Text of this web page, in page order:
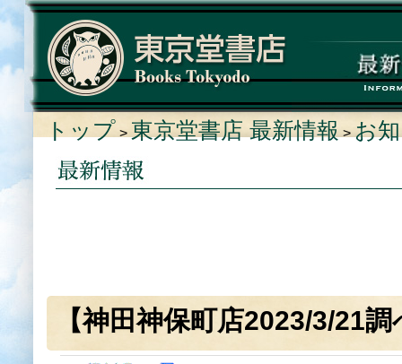
トップ > 東京堂書店 最新情報 > お
【神田神保町店2023/3/21